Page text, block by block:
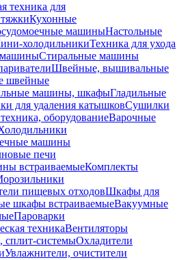
техника для
Кухонные
машиныНастольные
холодильникиТехника для ухода
машиныСтиральные машины
Швейные, вышивальные
швейные
машины, шкафыГладильные
для удаления катышковСушилки
оборудованиеВарочные
машины
печи
встраиваемыеКомплекты
пищевых отходовШкафы для
шкафы встраиваемыеВакуумные
Пароварки
техникаВентиляторы
системыОхладители
Увлажнители, очистители